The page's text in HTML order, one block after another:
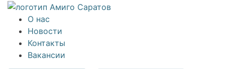
О нас
Новости
Контакты
Вакансии